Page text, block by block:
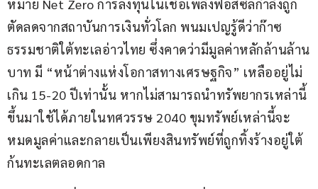
หมาย Net Zero การลงทุนในเชื้อเพลิงฟอสซิลกำลังถูก
ตัดลดจากสถาบันการเงินทั่วโลก พนมเปญรู้ดีว่าก๊าซ
ธรรมชาติใต้ทะเลอ่าวไทย ซึ่งคาดว่ามีมูลค่าหลักล้านล้าน
บาท มี “หน้าต่างแห่งโอกาสทางเศรษฐกิจ” เหลืออยู่ไม่
เกิน 15-20 ปีเท่านั้น หากไม่สามารถนำทรัพยากรเหล่านี้
ขึ้นมาใช้ได้ภายในทศวรรษ 2040 ขุมทรัพย์เหล่านี้จะ
หมดมูลค่าและกลายเป็นเพียงสินทรัพย์ที่ถูกทิ้งร้างอยู่ใต้
ก้นทะเลตลอดกาล